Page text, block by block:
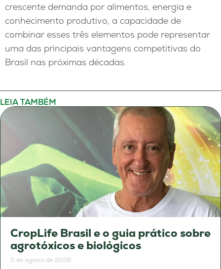
crescente demanda por alimentos, energia e
conhecimento produtivo, a capacidade de
combinar esses três elementos pode representar
uma das principais vantagens competitivas do
Brasil nas próximas décadas.
LEIA TAMBÉM
CropLife Brasil e o guia prático sobre
agrotóxicos e biológicos
5 de agosto de 2026